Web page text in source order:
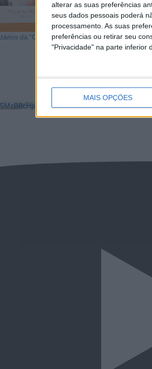
alterar as suas preferências
seus dados pessoais poderá
processamento. As suas
preferências ou retirar seu
"Privacidade" na parte inferior
MAIS OPÇÕES
da “Carta de
Ricardo Rio defende
cidades na gestão da crise